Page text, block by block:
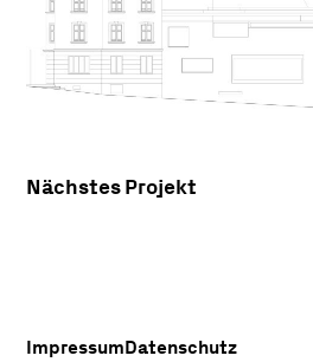
Nächstes Projekt
ImpressumDatenschutz